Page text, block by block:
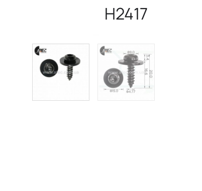
H2417